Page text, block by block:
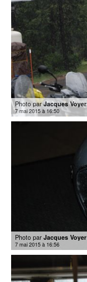
Photo parJacques Voyer
7 mai 2015 à 16:50
Photo par Jacques Voyer
7 mai 2015 à 16:56